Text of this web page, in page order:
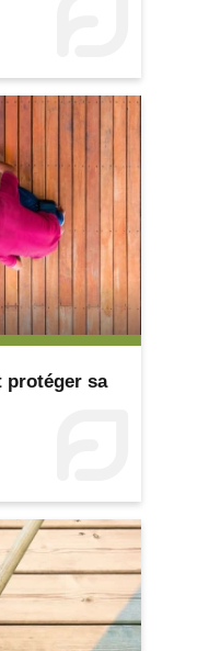
protéger sa